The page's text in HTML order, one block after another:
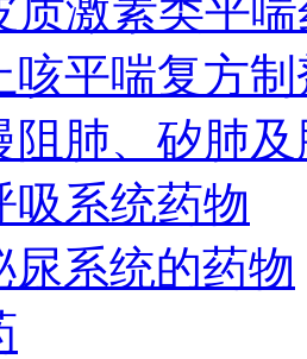
质激素类平
咳平喘复方制
阻肺、矽肺
吸系统药物
尿系统的药物